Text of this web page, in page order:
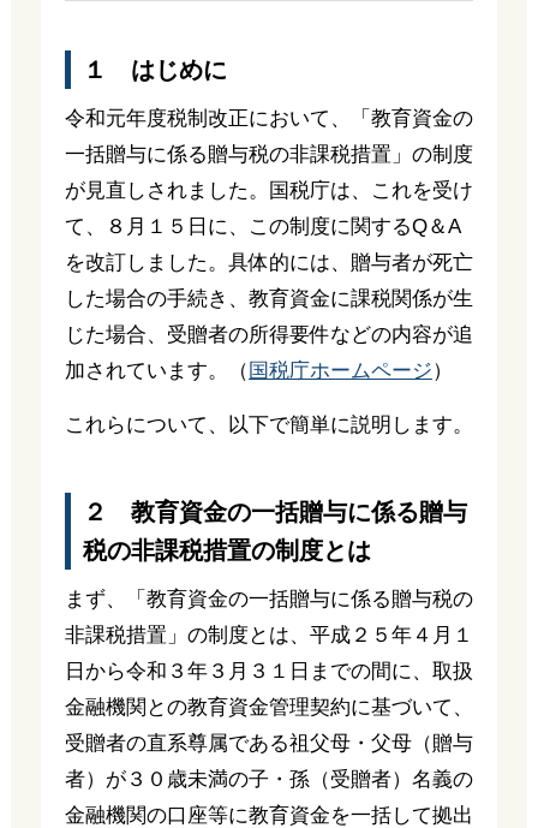
１ はじめに
令和元年度税制改正において、「教育資金の
一括贈与に係る贈与税の非課税措置」の制度
が見直しされました。国税庁は、これを受け
て、８月１５日に、この制度に関するQ＆A
を改訂しました。具体的には、贈与者が死亡
した場合の手続き、教育資金に課税関係が生
じた場合、受贈者の所得要件などの内容が追
加されています。（ 国税庁ホームページ）
これらについて、以下で簡単に説明します。
２ 教育資金の一括贈与に係る贈与
税の非課税措置の制度とは
まず、「教育資金の一括贈与に係る贈与税の
非課税措置」の制度とは、平成２５年４月１
日から令和３年３月３１日までの間に、取扱
金融機関との教育資金管理契約に基づいて、
受贈者の直系尊属である祖父母・父母（贈与
者）が３０歳未満の子・孫（受贈者）名義の
金融機関の口座等に教育資金を一括して拠出